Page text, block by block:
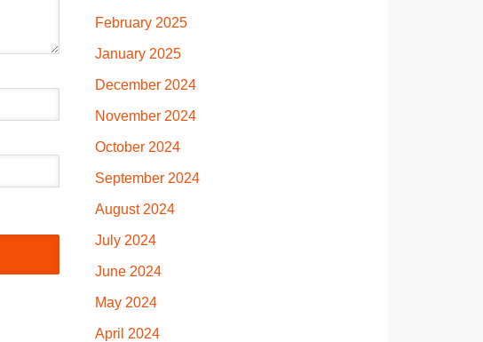
February 2025
January 2025
December 2024
November 2024
October 2024
September 2024
August 2024
July 2024
June 2024
May 2024
April 2024